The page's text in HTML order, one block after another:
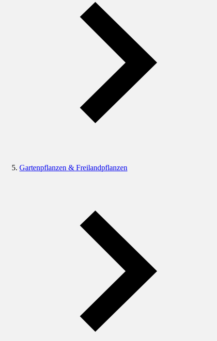
Gartenpflanzen & Freilandpflanzen